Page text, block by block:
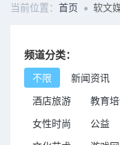
当前位置： 首页 软文
频道分类：
不限 新闻资讯
酒店旅游
教育
女性时尚
公益